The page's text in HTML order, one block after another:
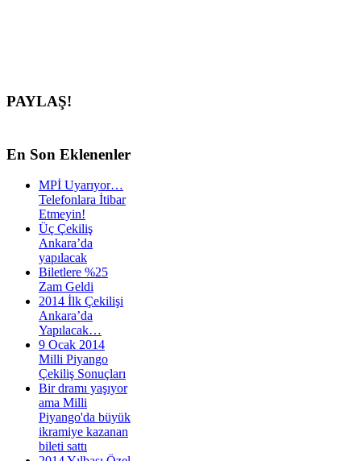
PAYLAŞ!
En Son Eklenenler
MPİ Uyarıyor…
Telefonlara İtibar
Etmeyin!
Üç Çekiliş
Ankara’da
yapılacak
Biletlere %25
Zam Geldi
2014 İlk Çekilişi
Ankara’da
Yapılacak…
9 Ocak 2014
Milli Piyango
Çekiliş Sonuçları
Bir dramı yaşıyor
ama Milli
Piyango'da büyük
ikramiye kazanan
bileti sattı